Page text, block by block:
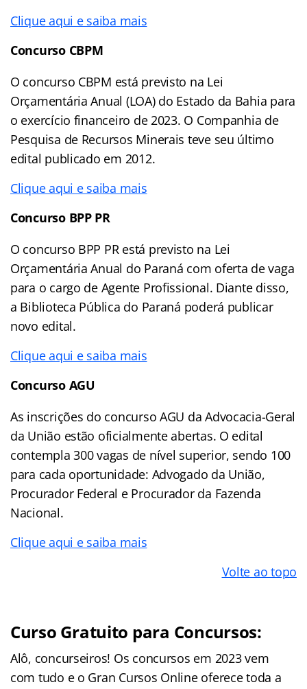
Clique aqui e saiba mais
Concurso CBPM
O concurso CBPM está previsto na Lei
Orçamentária Anual (LOA) do Estado da Bahia para
o exercício financeiro de 2023. O Companhia de
Pesquisa de Recursos Minerais teve seu último
edital publicado em 2012.
Clique aqui e saiba mais
Concurso BPP PR
O concurso BPP PR está previsto na Lei
Orçamentária Anual do Paraná com oferta de vaga
para o cargo de Agente Profissional. Diante disso,
a Biblioteca Pública do Paraná poderá publicar
novo edital.
Clique aqui e saiba mais
Concurso AGU
As inscrições do concurso AGU da Advocacia-Geral
da União estão oficialmente abertas. O edital
contempla 300 vagas de nível superior, sendo 100
para cada oportunidade: Advogado da União,
Procurador Federal e Procurador da Fazenda
Nacional.
Clique aqui e saiba mais
Volte ao topo
Curso Gratuito para Concursos:
Alô, concurseiros! Os concursos em 2023 vem
com tudo e o Gran Cursos Online oferece toda a